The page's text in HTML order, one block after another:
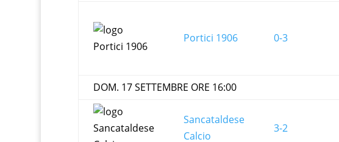
Portici 1906 0-3
DOM. 17 SETTEMBRE ORE 16:00
Sancataldese
Calcio
3-2